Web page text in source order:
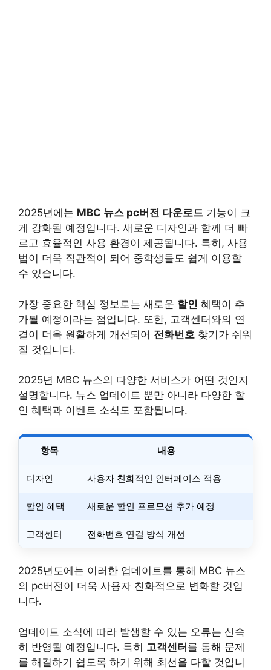
2025년에는 MBC 뉴스 pc버전 다운로드 기능이 크
게 강화될 예정입니다. 새로운 디자인과 함께 더 빠
르고 효율적인 사용 환경이 제공됩니다. 특히, 사용
법이 더욱 직관적이 되어 중학생들도 쉽게 이용할
수 있습니다.
가장 중요한 핵심 정보로는 새로운 할인 혜택이 추
가될 예정이라는 점입니다. 또한, 고객센터와의 연
결이 더욱 원활하게 개선되어 전화번호 찾기가 쉬워
질 것입니다.
2025년 MBC 뉴스의 다양한 서비스가 어떤 것인지
설명합니다. 뉴스 업데이트 뿐만 아니라 다양한 할
인 혜택과 이벤트 소식도 포함됩니다.
항목 내용
디자인 사용자 친화적인 인터페이스 적용
할인 혜택 새로운 할인 프로모션 추가 예정
고객센터 전화번호 연결 방식 개선
2025년도에는 이러한 업데이트를 통해 MBC 뉴스
의 pc버전이 더욱 사용자 친화적으로 변화할 것입
니다.
업데이트 소식에 따라 발생할 수 있는 오류는 신속
히 반영될 예정입니다. 특히 고객센터를 통해 문제
를 해결하기 쉽도록 하기 위해 최선을 다할 것입니